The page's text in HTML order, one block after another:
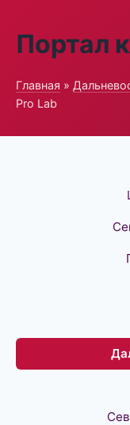
Портал
Главная »
Pro Lab